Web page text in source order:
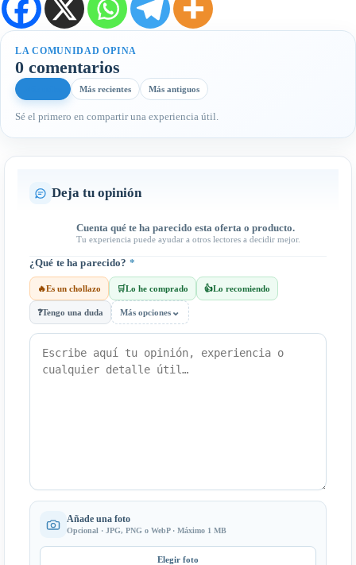
LA COMUNIDAD OPINA
0 comentarios
Más recientes Más antiguos
Sé el primero en compartir una experiencia útil.
Deja tu opinión
Cuenta qué te ha parecido esta oferta o producto.
Tu experiencia puede ayudar a otros lectores a decidir mejor.
¿Qué te ha parecido? *
🔥Es un chollazo 🛒Lo he comprado 👍Lo recomiendo
❓Tengo una duda Más opciones ⌄
Añade una foto
Opcional · JPG, PNG o WebP · Máximo 1 MB
Elegir foto